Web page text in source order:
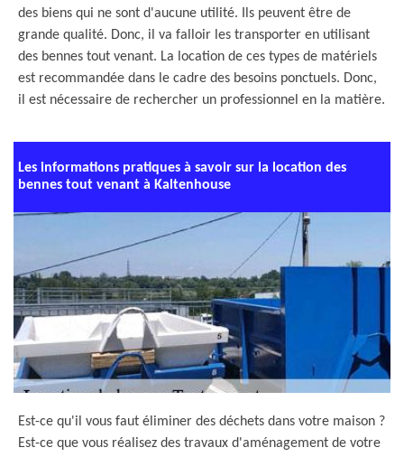
des biens qui ne sont d'aucune utilité. Ils peuvent être de
grande qualité. Donc, il va falloir les transporter en utilisant
des bennes tout venant. La location de ces types de matériels
est recommandée dans le cadre des besoins ponctuels. Donc,
il est nécessaire de rechercher un professionnel en la matière.
Les informations pratiques à savoir sur la location des
bennes tout venant à Kaltenhouse
Est-ce qu'il vous faut éliminer des déchets dans votre maison ?
Est-ce que vous réalisez des travaux d'aménagement de votre